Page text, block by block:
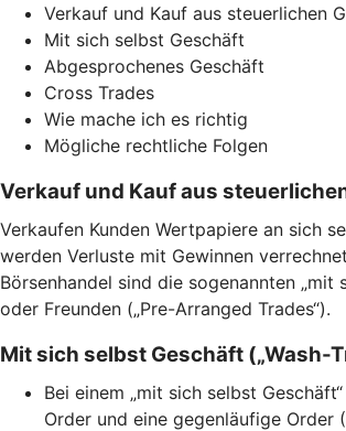
Verkauf und Kauf aus steuerlichen
Mit sich selbst Geschäft
Abgesprochenes Geschäft
Cross Trades
Wie mache ich es richtig
Mögliche rechtliche Folgen
Verkauf und Kauf aus
Verkaufen Kunden Wertpapiere an sich
werden Verluste mit Gewinnen
Börsenhandel sind die sogenannten „mit
oder Freunden („Pre-Arranged Trades“).
Mit sich selbst Geschäft („Wash-
Bei einem „mit sich selbst
Order und eine gegenläufige Order